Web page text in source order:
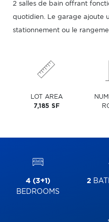
2 salles de bain offrant
quotidien. Le garage ajoute
stationnement ou le
LOT AREA
7,185 SF
4 (3+1)
BEDROOMS
2